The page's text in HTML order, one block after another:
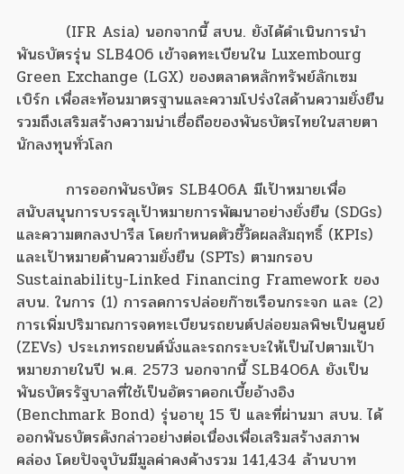
(IFR Asia) นอกจากนี้ สบน. ยังได้ดำเนินการนำ
พันธบัตรรุ่น SLB406 เข้าจดทะเบียนใน Luxembourg
Green Exchange (LGX) ของตลาดหลักทรัพย์ลักเซม
เบิร์ก เพื่อสะท้อนมาตรฐานและความโปร่งใสด้านความยั่งยืน
รวมถึงเสริมสร้างความน่าเชื่อถือของพันธบัตรไทยในสายตา
นักลงทุนทั่วโลก
การออกพันธบัตร SLB406A มีเป้าหมายเพื่อ
สนับสนุนการบรรลุเป้าหมายการพัฒนาอย่างยั่งยืน (SDGs)
และความตกลงปารีส โดยกำหนดตัวชี้วัดผลสัมฤทธิ์ (KPIs)
และเป้าหมายด้านความยั่งยืน (SPTs) ตามกรอบ
Sustainability-Linked Financing Framework ของ
สบน. ในการ (1) การลดการปล่อยก๊าซเรือนกระจก และ (2)
การเพิ่มปริมาณการจดทะเบียนรถยนต์ปล่อยมลพิษเป็นศูนย์
(ZEVs) ประเภทรถยนต์นั่งและรถกระบะให้เป็นไปตามเป้า
หมายภายในปี พ.ศ. 2573 นอกจากนี้ SLB406A ยังเป็น
พันธบัตรรัฐบาลที่ใช้เป็นอัตราดอกเบี้ยอ้างอิง
(Benchmark Bond) รุ่นอายุ 15 ปี และที่ผ่านมา สบน. ได้
ออกพันธบัตรดังกล่าวอย่างต่อเนื่องเพื่อเสริมสร้างสภาพ
คล่อง โดยปัจจุบันมีมูลค่าคงค้างรวม 141,434 ล้านบาท